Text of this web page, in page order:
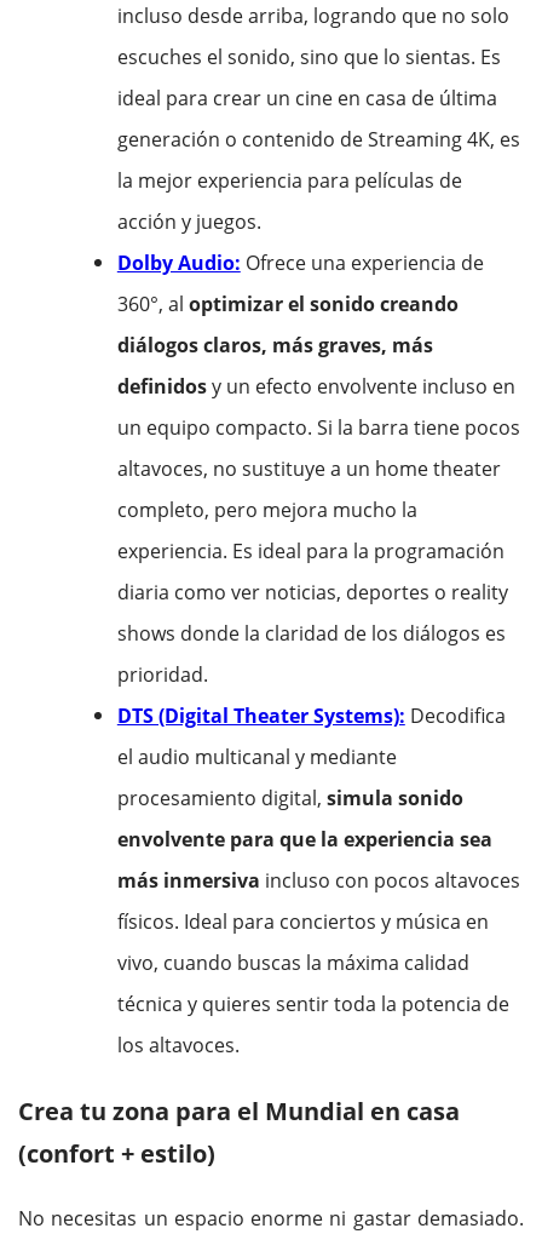
incluso desde arriba, logrando que no solo
escuches el sonido, sino que lo sientas. Es
ideal para crear un cine en casa de última
generación o contenido de Streaming 4K, es
la mejor experiencia para películas de
acción y juegos.
Dolby Audio: Ofrece una experiencia de
360°, al optimizar el sonido creando
diálogos claros, más graves, más
definidosy un efecto envolvente incluso en
un equipo compacto. Si la barra tiene pocos
altavoces, no sustituye a un home theater
completo, pero mejora mucho la
experiencia. Es ideal para la programación
diaria como ver noticias, deportes o reality
shows donde la claridad de los diálogos es
prioridad.
DTS (Digital Theater Systems): Decodifica
el audio multicanal y mediante
procesamiento digital, simula sonido
envolvente para que la experiencia sea
más inmersiva incluso con pocos altavoces
físicos. Ideal para conciertos y música en
vivo, cuando buscas la máxima calidad
técnica y quieres sentir toda la potencia de
los altavoces.
Crea tu zona para el Mundial en casa
(confort + estilo)
No necesitas un espacio enorme ni gastar demasiado.